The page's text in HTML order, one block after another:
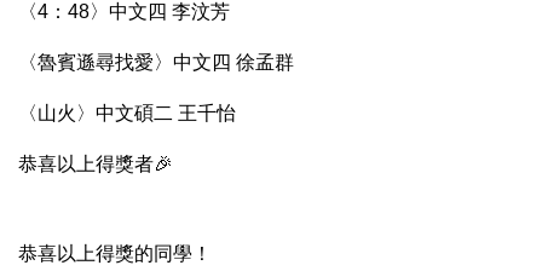
〈4：48〉中文四 李汶芳​
〈魯賓遜尋找愛〉中文四 徐孟群​
〈山火〉中文碩二 王千怡​
恭喜以上得獎者🎉​
恭喜以上得獎的同學！​